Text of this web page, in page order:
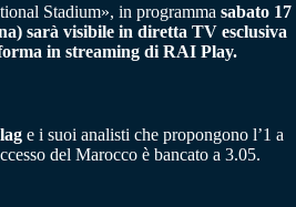
Stadium», in programma sabato 17
sarà visibile in diretta TV esclusiva
in streaming di RAI Play.
e i suoi analisti che propongono l’1 a
del Marocco è bancato a 3.05.